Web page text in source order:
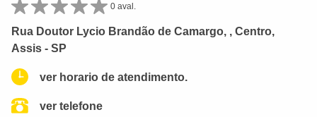
0 aval.
Rua Doutor Lycio Brandão de Camargo, , Centro,
Assis - SP
ver horario de atendimento.
ver telefone